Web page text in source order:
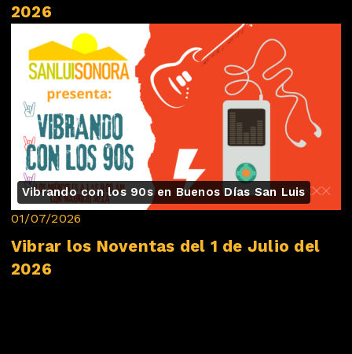
2026
Vibrando con los 90s en Buenos Días San Luis
01/07/2026
Vibrar los Noventas del 1 de Julio del
2026